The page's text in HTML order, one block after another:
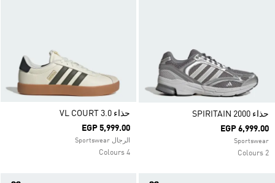
حذاء SPIRITAIN 2000
EGP 6,999.00
Sportswear
2 Colours
حذاء VL COURT 3.0
EGP 5,999.00
الرجال Sportswear
4 Colours